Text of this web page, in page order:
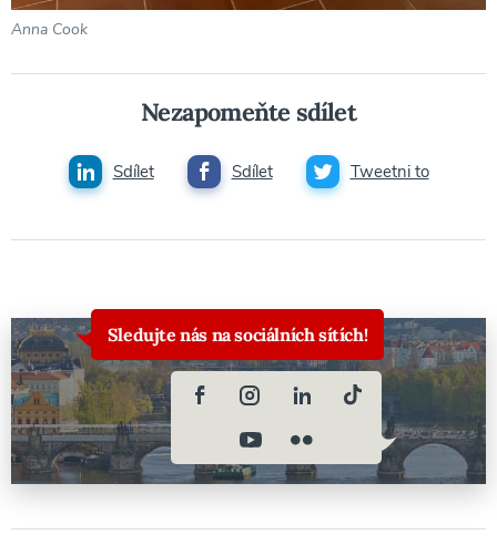
Anna Cook
Nezapomeňte sdílet
Sdílet Sdílet Tweetni to
Sledujte nás na sociálních sítích!